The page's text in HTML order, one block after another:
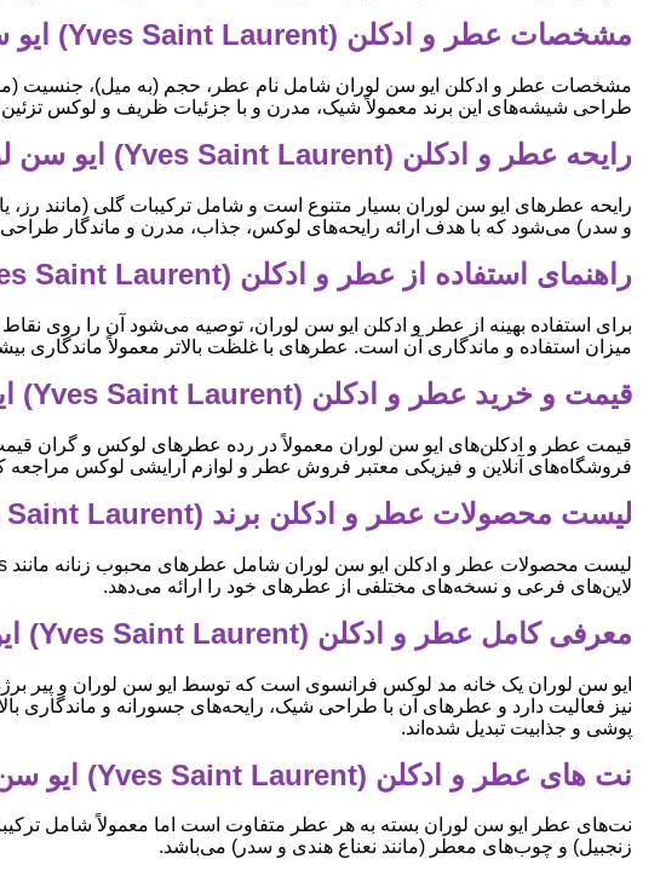
مشخصات عطر و ادکلن (Yves Saint Laurent) ایو سن لوران
مشخصات عطر و ادکلن ایو سن لوران شامل نام عطر، حجم (به میل)، جنسیت (مردانه
طراحی شیشه‌های این برند معمولاً شیک، مدرن و با جزئیات ظریف و لوکس
رایحه عطر و ادکلن (Yves Saint Laurent) ایو سن لوران
رایحه عطرهای ایو سن لوران بسیار متنوع است و شامل ترکیبات گلی (مانند رز،
و سدر) می‌شود که با هدف ارائه رایحه‌های لوکس، جذاب، مدرن و ماندگار طراحی
راهنمای استفاده از عطر و ادکلن (Yves Saint Laurent) ایو سن لوران
برای استفاده بهینه از عطر و ادکلن ایو سن لوران، توصیه می‌شود آن را روی
میزان استفاده و ماندگاری آن است. عطرهای با غلظت بالاتر معمولاً ماندگاری
قیمت و خرید عطر و ادکلن (Yves Saint Laurent) ایو سن لوران
قیمت عطر و ادکلن‌های ایو سن لوران معمولاً در رده عطرهای لوکس و گران
فروشگاه‌های آنلاین و فیزیکی معتبر فروش عطر و لوازم آرایشی لوکس مراجعه
لیست محصولات عطر و ادکلن برند (Yves Saint Laurent) ایو سن لوران
لاین‌های فرعی و نسخه‌های مختلفی از عطرهای خود را ارائه می‌دهد.
معرفی کامل عطر و ادکلن (Yves Saint Laurent) ایو سن لوران
نیز فعالیت دارد و عطرهای آن با طراحی شیک، رایحه‌های جسورانه و
پوشی و جذابیت تبدیل شده‌اند.
نت های عطر و ادکلن (Yves Saint Laurent) ایو سن لوران
نت‌های عطر ایو سن لوران بسته به هر عطر متفاوت است اما معمولاً شامل ترکیبات
زنجبیل) و چوب‌های معطر (مانند نعناع هندی و سدر) می‌باشد.